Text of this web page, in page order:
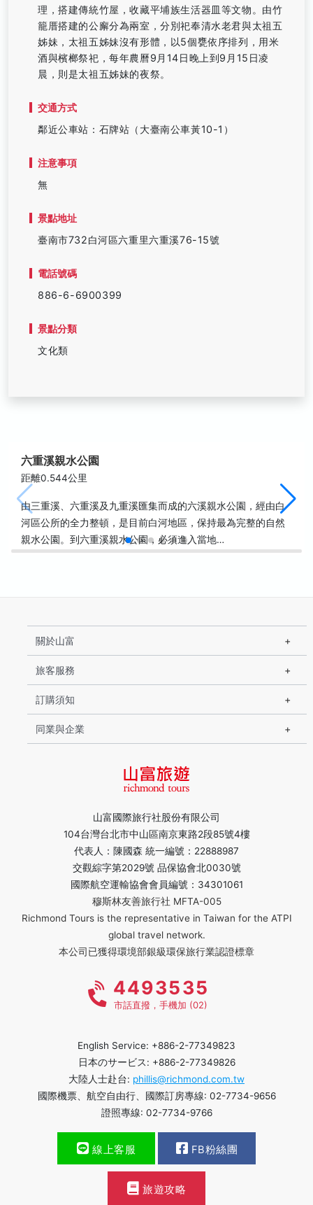
理，搭建傳統竹屋，收藏平埔族生活器皿等文物。由竹
籠厝搭建的公廨分為兩室，分別祀奉清水老君與太祖五
姊妹，太祖五姊妹沒有形體，以5個甕依序排列，用米
酒與檳榔祭祀，每年農曆9月14日晚上到9月15日凌
晨，則是太祖五姊妹的夜祭。
交通方式
鄰近公車站：石牌站（大臺南公車黃10-1）
注意事項
無
景點地址
臺南市732白河區六重里六重溪76-15號
電話號碼
886-6-6900399
景點分類
文化類
六重溪親水公園
距離0.544公里
由三重溪、六重溪及九重溪匯集而成的六溪親水公園，經由白
河區公所的全力整頓，是目前白河地區，保持最為完整的自然
親水公園。到六重溪親水公園，必須進入當地…
山富國際旅行社股份有限公司
104台灣台北市中山區南京東路2段85號4樓
代表人：陳國森 統一編號：22888987
交觀綜字第2029號 品保協會北0030號
國際航空運輸協會會員編號：34301061
穆斯林友善旅行社 MFTA-005
Richmond Tours is the representative in Taiwan for the ATPI
global travel network.
本公司已獲得環境部銀級環保旅行業認證標章
關於山富
旅客服務
訂購須知
同業與企業
4493535
市話直撥，手機加 (02)
English Service: +886-2-77349823
日本のサービス: +886-2-77349826
大陸人士赴台: phillis@richmond.com.tw
國際機票、航空自由行、國際訂房專線: 02-7734-9656
證照專線: 02-7734-9766
線上客服 FB粉絲團
旅遊攻略